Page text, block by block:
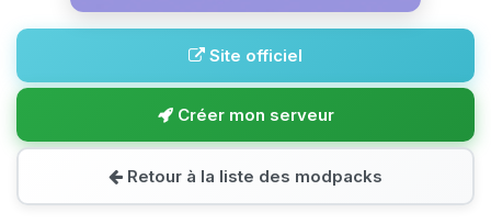
Site officiel
Créer mon serveur
Retour à la liste des modpacks